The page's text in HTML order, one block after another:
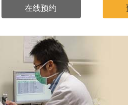
在线预约